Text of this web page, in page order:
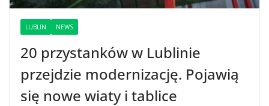
LUBLIN NEWS
20 przystanków w Lublinie
przejdzie modernizację. Pojawią
się nowe wiaty i tablice